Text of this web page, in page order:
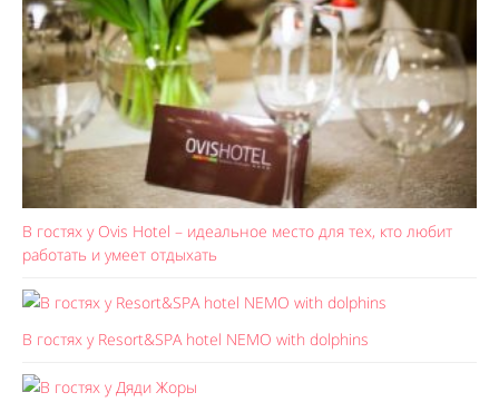
В гостях у Ovis Hotel – идеальное место для тех, кто любит
работать и умеет отдыхать
В гостях у Resort&SPA hotel NEMO with dolphins